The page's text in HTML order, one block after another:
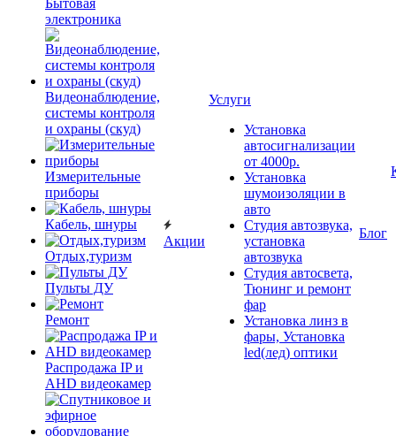
Бытовая
электроника
Видеонаблюдение,
системы контроля
и охраны (скуд)
Измерительные
приборы
Кабель, шнуры
Отдых,туризм
Пульты ДУ
Ремонт
Распродажа IP и
AHD видеокамер
Акции
Услуги
Установка
автосигнализации
от 4000р.
Установка
шумоизоляции в
авто
Студия автозвука,
установка
автозвука
Студия автосвета,
Тюнинг и ремонт
фар
Установка линз в
фары, Установка
led(лед) оптики
Блог